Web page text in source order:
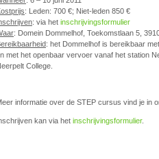
: Leden: 700 €; Niet-leden 850 €
: via het inschrijvingsformulier
: Domein Dommelhof, Toekomstlaan 5,
: het Dommelhof is bereikbaar
met het openbaar vervoer vanaf het station
College.
informatie over de STEP cursus vind je in
kan via het inschrijvingsformulier.